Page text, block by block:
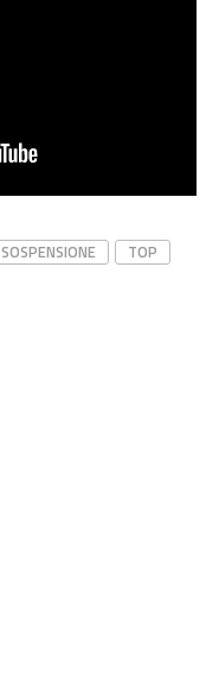
SOSPENSIONE TOP